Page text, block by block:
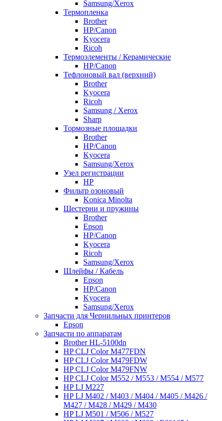
Samsung/Xerox
Термопленка
Brother
HP/Canon
Kyocera
Ricoh
Термоэлементы / Керамические
HP/Canon
Тефлоновый вал (верхний)
Brother
Kyocera
Ricoh
Samsung / Xerox
Sharp
Тормозные площадки
Brother
HP/Canon
Kyocera
Samsung/Xerox
Узел регистрации
HP
Фильтр озоновый
Konica Minolta
Шестерни и пружины
Brother
Epson
HP/Canon
Kyocera
Ricoh
Samsung/Xerox
Шлейфы / Кабель
Epson
HP/Canon
Kyocera
Samsung/Xerox
Запчасти для Чернильных принтеров
Epson
Запчасти по аппаратам
Brother HL-5100dn
HP CLJ Color M477FDN
HP CLJ Color M479FDW
HP CLJ Color M479FNW
HP CLJ Color M552 / M553 / M554 / M577
HP LJ M227
HP LJ M402 / M403 / M404 / M405 / M426 /
M427 / M428 / M429 / M430
HP LJ M501 / M506 / M527